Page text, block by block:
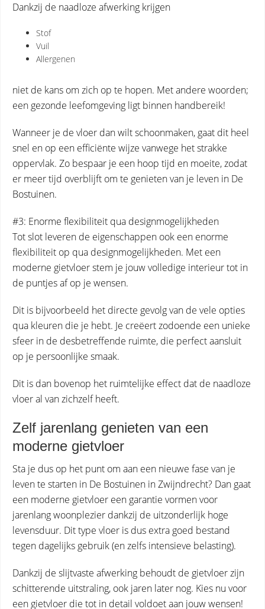
Dankzij de naadloze afwerking krijgen
Stof
Vuil
Allergenen
niet de kans om zich op te hopen. Met andere woorden;
een gezonde leefomgeving ligt binnen handbereik!
Wanneer je de vloer dan wilt schoonmaken, gaat dit heel
snel en op een efficiënte wijze vanwege het strakke
oppervlak. Zo bespaar je een hoop tijd en moeite, zodat
er meer tijd overblijft om te genieten van je leven in De
Bostuinen.
#3: Enorme flexibiliteit qua designmogelijkheden
Tot slot leveren de eigenschappen ook een enorme
flexibiliteit op qua designmogelijkheden. Met een
moderne gietvloer stem je jouw volledige interieur tot in
de puntjes af op je wensen.
Dit is bijvoorbeeld het directe gevolg van de vele opties
qua kleuren die je hebt. Je creëert zodoende een unieke
sfeer in de desbetreffende ruimte, die perfect aansluit
op je persoonlijke smaak.
Dit is dan bovenop het ruimtelijke effect dat de naadloze
vloer al van zichzelf heeft.
Zelf jarenlang genieten van een
moderne gietvloer
Sta je dus op het punt om aan een nieuwe fase van je
leven te starten in De Bostuinen in Zwijndrecht? Dan gaat
een moderne gietvloer een garantie vormen voor
jarenlang woonplezier dankzij de uitzonderlijk hoge
levensduur. Dit type vloer is dus extra goed bestand
tegen dagelijks gebruik (en zelfs intensieve belasting).
Dankzij de slijtvaste afwerking behoudt de gietvloer zijn
schitterende uitstraling, ook jaren later nog. Kies nu voor
een gietvloer die tot in detail voldoet aan jouw wensen!